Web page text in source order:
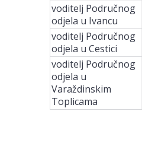
voditelj Područnog
odjela u Ivancu
voditelj Područnog
odjela u Cestici
voditelj Područnog
odjela u
Varaždinskim
Toplicama